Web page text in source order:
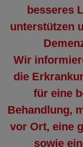
besseres
unterstützen
Wir
die
für eine
Behandlung,
vor Ort, eine
sowie